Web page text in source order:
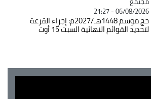
06/08/2026 - 21:27
حج موسم 1448هـ/2027م: إجراء القرعة
لتحديد القوائم النهائية السبت 15 أوت